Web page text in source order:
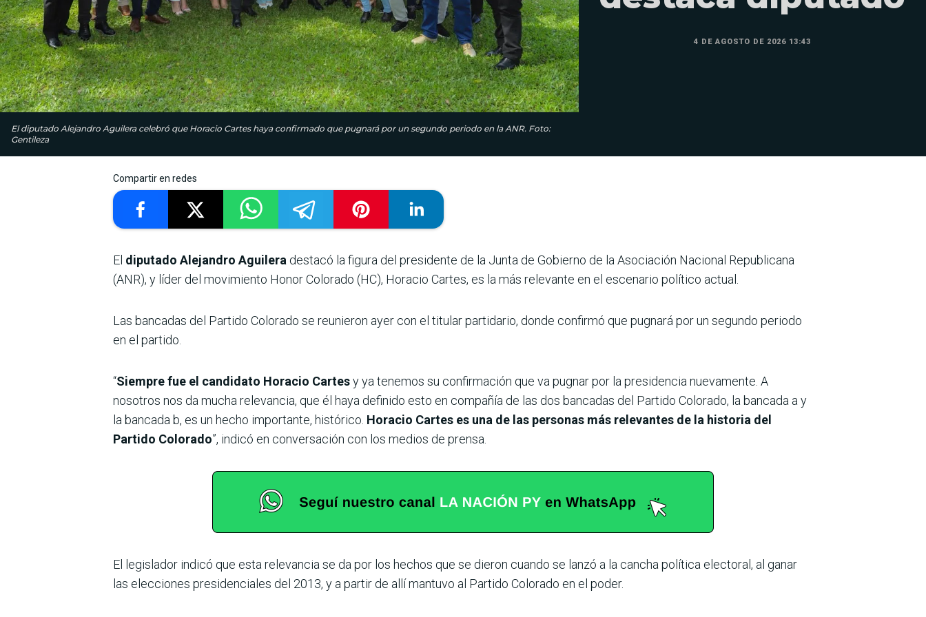
El diputado Alejandro Aguilera celebró que Horacio Cartes haya confirmado que pugnará por un segundo periodo en la ANR. Foto:
Gentileza
4 DE AGOSTO DE 2026 13:43
Compartir en redes
El diputado Alejandro Aguilera destacó la figura del presidente de la Junta de Gobierno de la Asociación Nacional Republicana
(ANR), y líder del movimiento Honor Colorado (HC), Horacio Cartes, es la más relevante en el escenario político actual.
Las bancadas del Partido Colorado se reunieron ayer con el titular partidario, donde confirmó que pugnará por un segundo periodo
en el partido.
“Siempre fue el candidato Horacio Cartesy ya tenemos su confirmación que va pugnar por la presidencia nuevamente. A
nosotros nos da mucha relevancia, que él haya definido esto en compañía de las dos bancadas del Partido Colorado, la bancada a y
la bancada b, es un hecho importante, histórico. Horacio Cartes es una de las personas más relevantes de la historia del
Partido Colorado”, indicó en conversación con los medios de prensa.
El legislador indicó que esta relevancia se da por los hechos que se dieron cuando se lanzó a la cancha política electoral, al ganar
las elecciones presidenciales del 2013, y a partir de allí mantuvo al Partido Colorado en el poder.